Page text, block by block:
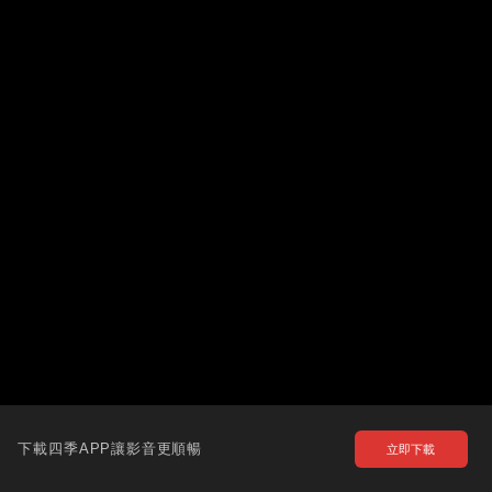
下載四季APP讓影音更順暢 立即下載